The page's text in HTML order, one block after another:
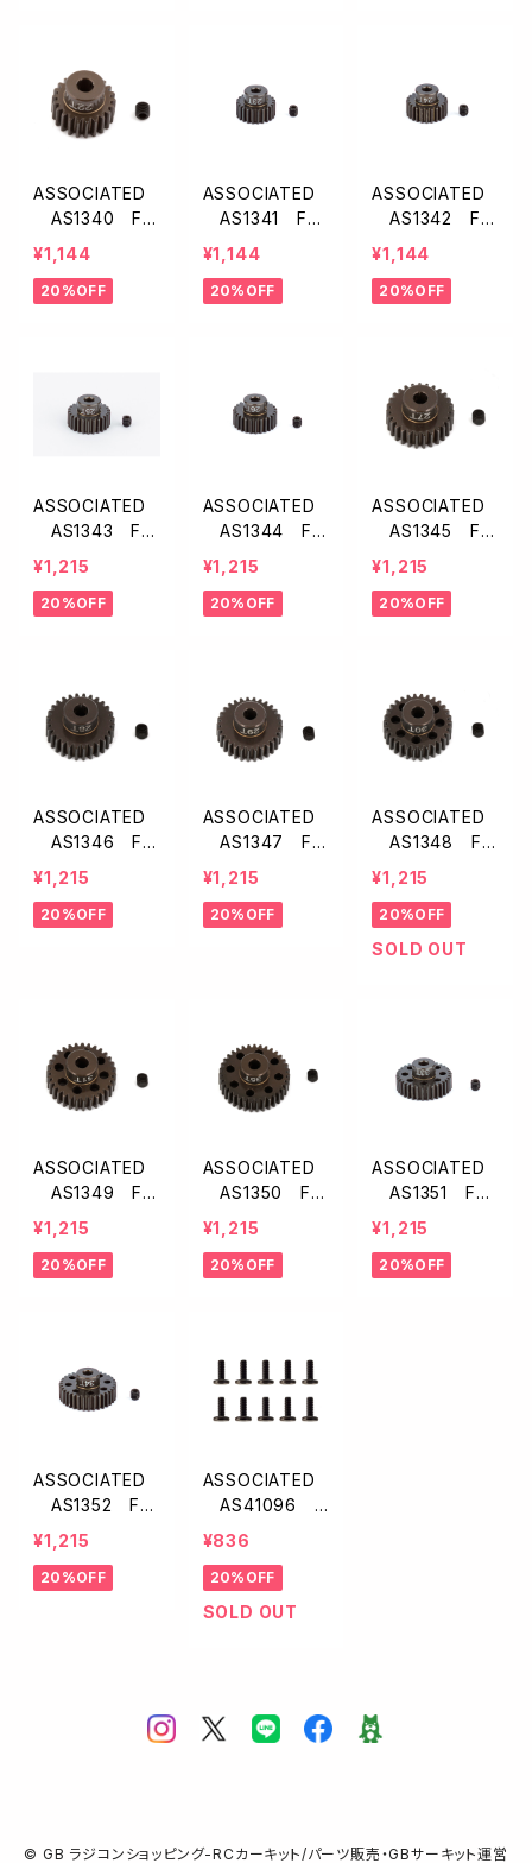
ASSOCIATED
AS1340 FT
アルミ製ピニオ
ンギア【22T/48
P】
¥1,144
20%OFF
ASSOCIATED
AS1341 FT
アルミ製ピニオ
ンギア【23T/48
P】
¥1,144
20%OFF
ASSOCIATED
AS1342 FT
アルミ製ピニオ
ンギア【24T/48
P】
¥1,144
20%OFF
ASSOCIATED
AS1343 FT
アルミ製ピニオ
ンギア【25T/48
P】
¥1,215
20%OFF
ASSOCIATED
AS1344 FT
アルミ製ピニオ
ンギア【26T/48
P】
¥1,215
20%OFF
ASSOCIATED
AS1345 FT
アルミ製ピニオ
ンギア【27T/48
P】
¥1,215
20%OFF
ASSOCIATED
AS1346 FT
アルミ製ピニオ
ンギア【28T/48
P】
¥1,215
20%OFF
ASSOCIATED
AS1347 FT
アルミ製ピニオ
ンギア【29T/48
P】
¥1,215
20%OFF
ASSOCIATED
AS1348 FT
アルミ製ピニオ
ンギア【30T/48
P】
¥1,215
20%OFF
SOLD OUT
ASSOCIATED
AS1349 FT
アルミ製ピニオ
ンギア【31T/48
P】
¥1,215
20%OFF
ASSOCIATED
AS1350 FT
アルミ製ピニオ
ンギア【32T/48
P】
¥1,215
20%OFF
ASSOCIATED
AS1351 FT
アルミ製ピニオ
ンギア【33T/48
P】
¥1,215
20%OFF
ASSOCIATED
AS1352 FT
アルミ製ピニオ
ンギア【34T/48
P】
¥1,215
20%OFF
ASSOCIATED
AS41096
キャップヘッドス
ロファイル【M3x
8mm/10本入】
¥836
20%OFF
SOLD OUT
© GB ラジコンショッピング-RCカーキット/パーツ販売・GBサーキット運営